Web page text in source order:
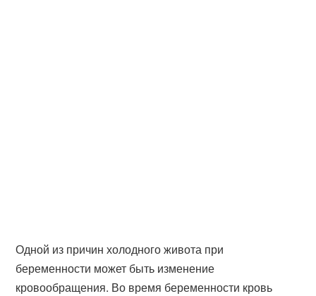
Одной из причин холодного живота при
беременности может быть изменение
кровообращения. Во время беременности кровь